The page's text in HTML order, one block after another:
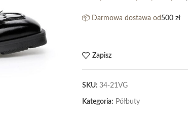
📦 Darmowa dostawa od 500 zł
Zapisz
SKU: 34-21VG
Kategoria: Półbuty